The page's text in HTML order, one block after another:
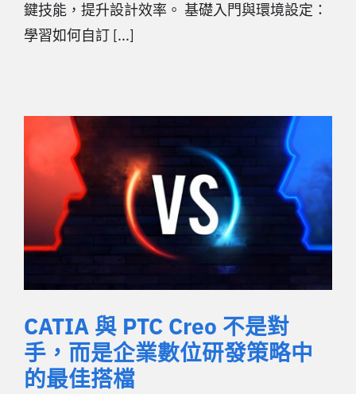
鍵技能，提升設計效率。 基礎入門與環境設定：
學習如何自訂 [...]
CATIA 與 PTC Creo 不是對
手，而是企業數位研發策略中
的最佳搭檔